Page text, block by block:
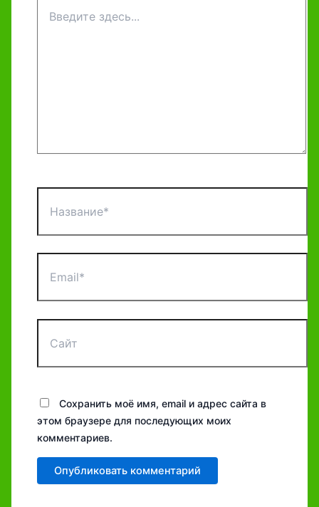
здесь...
Сохранить моё имя, email и адрес сайта в
этом браузере для последующих моих
комментариев.